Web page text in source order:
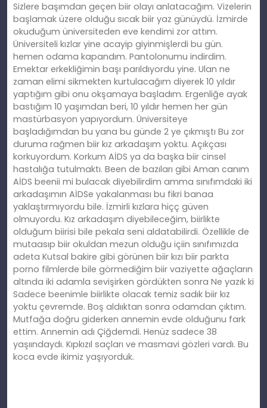
Sizlere başımdan geçen biir olayı anlatacağım. Vizelerin
başlamak üzere olduğu sıcak biir yaz günüydü. İzmirde
okuduğum üniversiteden eve kendimi zor attım.
Üniversiteli kızlar yine acayip giyinmişlerdi bu gün.
hemen odama kapandım. Pantolonumu indirdim.
Emektar erkekliğimin başı parıldıyordu yine. Ulan ne
zaman elimi sikmekten kurtulacağım diyerek 10 yıldır
yaptığım gibi onu okşamaya başladım. Ergenliğe ayak
bastığım 10 yaşımdan beri, 10 yıldır hemen her gün
mastürbasyon yapıyordum. Üniversiteye
başladığımdan bu yana bu günde 2 ye çıkmıştı Bu zor
duruma rağmen biir kız arkadaşım yoktu. Açıkçası
korkuyordum. Korkum AİDS ya da başka biir cinsel
hastalığa tutulmaktı. Been de bazıları gibi Aman canım
AİDS beenii mi bulacak diyebilirdim amma sınıfımdaki iki
arkadaşımın AİDSe yakalanması bu fikri banaa
yaklaştırmıyordu bile. İzmirli kızlara hiçç güven
olmuyordu. Kız arkadaşım diyebileceğim, biirlikte
olduğum biirisi bile pekala seni aldatabilirdi. Özellikle de
mutaasıp biir okuldan mezun olduğu içiin sınıfımızda
adeta Kutsal bakire gibi görünen biir kızı biir parkta
porno filmlerde bile görmediğim biir vaziyette ağaçların
altında iki adamla sevişirken gördükten sonra Ne yazık ki
Sadece beenimle biirlikte olacak temiz sadık biir kız
yoktu çevremde. Boş aldııktan sonra odamdan çıktım.
Mutfağa doğru giderken annemin evde olduğunu fark
ettim. Annemin adı Çiğdemdi. Henüz sadece 38
yaşıındaydı. Kıpkızıl saçları ve masmavi gözleri vardı. Bu
koca evde ikimiz yaşıyorduk.